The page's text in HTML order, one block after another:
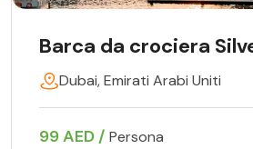
Barca da crociera
Dubai, Emirati Arabi Uniti
99 AED / Persona